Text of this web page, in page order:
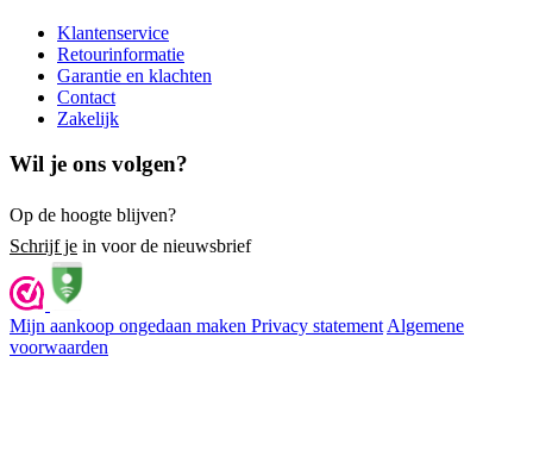
Klantenservice
Retourinformatie
Garantie en klachten
Contact
Zakelijk
Wil je ons volgen?
Op de hoogte blijven?
Schrijf je in voor de nieuwsbrief
Mijn aankoop ongedaan maken Privacy statement Algemene
voorwaarden